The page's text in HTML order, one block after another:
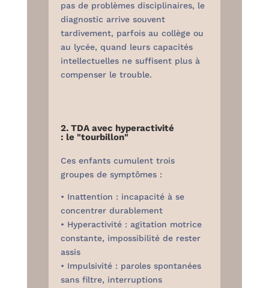
pas de problèmes disciplinaires, le
diagnostic arrive souvent
tardivement, parfois au collège ou
au lycée, quand leurs capacités
intellectuelles ne suffisent plus à
compenser le trouble.
2. TDA avec hyperactivité
: le "tourbillon"
Ces enfants cumulent trois
groupes de symptômes :
• Inattention : incapacité à se
concentrer durablement
• Hyperactivité : agitation motrice
constante, impossibilité de rester
assis
• Impulsivité : paroles spontanées
sans filtre, interruptions